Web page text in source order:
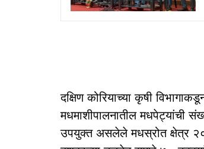
दक्षिण कोरियाच्या कृषी
मधमाशीपालनातील मधपेट्यांची
उपयुक्त असलेले मधस्रोत क्षेत्र